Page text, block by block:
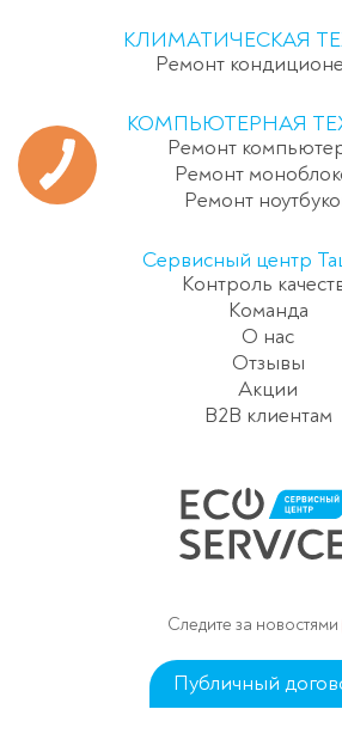
КЛИМАТИЧЕСКАЯ
Ремонт
КОМПЬЮТЕРНАЯ
Ремонт
Ремонт
Ремонт
Сервисный центр
Контроль
Команда
О нас
Отзывы
Акции
B2B клиентам
Следите за новостями
Публичный